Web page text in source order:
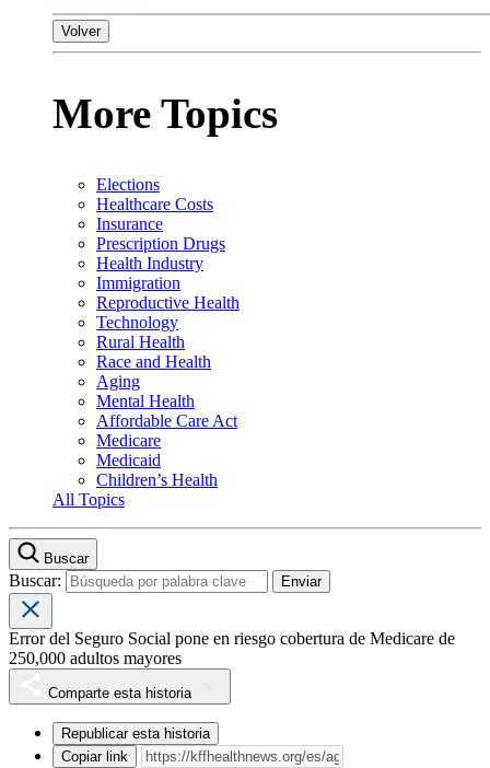
Volver
More Topics
Elections
Healthcare Costs
Insurance
Prescription Drugs
Health Industry
Immigration
Reproductive Health
Technology
Rural Health
Race and Health
Aging
Mental Health
Affordable Care Act
Medicare
Medicaid
Children’s Health
All Topics
Buscar
Buscar:
Error del Seguro Social pone en riesgo cobertura de Medicare de
250,000 adultos mayores
Comparte esta historia
Republicar esta historia
Copiar link